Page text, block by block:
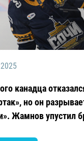
канадца
но он
Жамнов упустил